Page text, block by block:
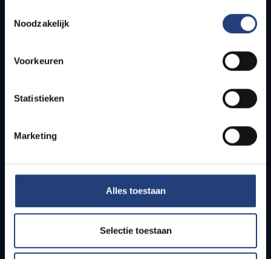
Noodzakelijk
Voorkeuren
Statistieken
Marketing
Alles toestaan
Selectie toestaan
Quick links
How to get to the VUB campuses
Students
PhD students
Teachers and secondary schools